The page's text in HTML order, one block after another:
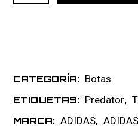
CATEGORÍA: Botas
ETIQUETAS: Predator,
MARCA: ADIDAS,